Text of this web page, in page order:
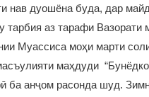
нав дуошёна буда, дар
тарбия аз тарафи
Муассиса моҳи марти
маҳдуди
ба анҷом расонда шуд.